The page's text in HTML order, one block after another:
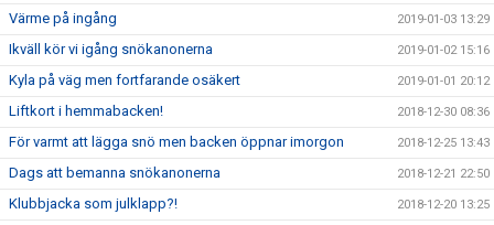
Värme på ingång 2019-01-03 13:29
Ikväll kör vi igång snökanonerna 2019-01-02 15:16
Kyla på väg men fortfarande osäkert 2019-01-01 20:12
Liftkort i hemmabacken! 2018-12-30 08:36
För varmt att lägga snö men backen öppnar imorgon 2018-12-25 13:43
Dags att bemanna snökanonerna 2018-12-21 22:50
Klubbjacka som julklapp?! 2018-12-20 13:25